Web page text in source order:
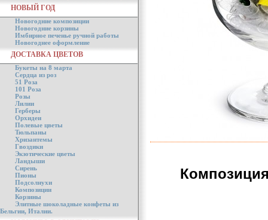
НОВЫЙ ГОД
Новогодние композиции
Новогодние корзины
Имбирное печенье ручной работы
Новогоднее оформление
ДОСТАВКА ЦВЕТОВ
Букеты на 8 марта
Сердца из роз
51 Роза
101 Роза
Розы
Лилии
Герберы
Орхидеи
Полевые цветы
Тюльпаны
Хризантемы
Гвоздики
Экзотические цветы
Ландыши
Сирень
Пионы
Подсолнухи
Композиции
Корзины
Элитные шоколадные конфеты из
Бельгии, Италии.